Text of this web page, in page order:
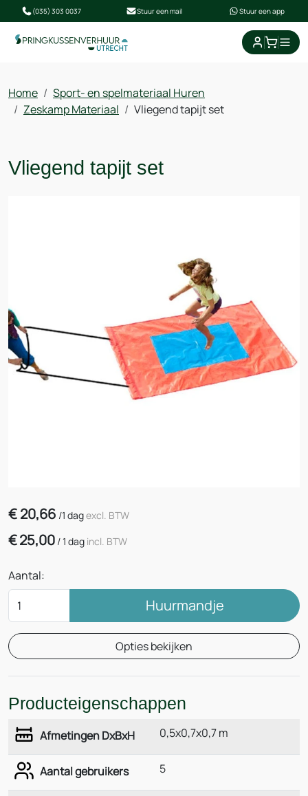
(035) 303 0037 Stuur een mail Stuur een app
Home
Sport- en spelmateriaal Huren
Zeskamp Materiaal
Vliegend tapijt set
Vliegend tapijt set
€20,66 /1 dagexcl. BTW
€25,00 /1 dag incl. BTW
Aantal:
Huurmandje
Opties bekijken
Producteigenschappen
Afmetingen DxBxH 0,5x0,7x0,7 m
Aantal gebruikers 5